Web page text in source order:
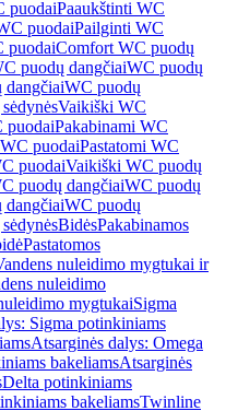
puodaiPaaukštinti WC
puodaiPailginti WC
puodaiComfort WC puodų
puodų dangčiaiWC puodų
dangčiaiWC puodų
Vaikiški WC
puodaiPakabinami WC
puodaiPastatomi WC
puodaiVaikiški WC puodų
puodų dangčiaiWC puodų
dangčiaiWC puodų
BidėsPakabinamos
Pastatomos
nuleidimo mygtukai ir
nuleidimo
mygtukaiSigma
Sigma potinkiniams
Atsarginės dalys: Omega
bakeliamsAtsarginės
Delta potinkiniams
bakeliamsTwinline